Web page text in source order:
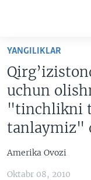
Boshiga
Qidiruvga
o'ting
AMERIKA
MARKAZIY OSIYO
XALQARO
YANGILIKLAR
uchun
"tinchlikni
tanlaymiz"
Amerika Ovozi
Oktabr 08, 2010